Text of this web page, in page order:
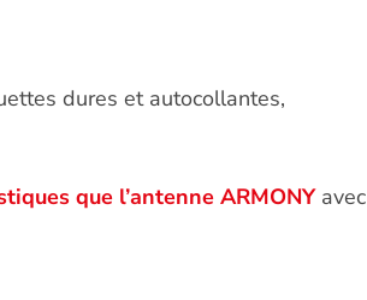
dures et autocollantes,
que l’antenne ARMONYavec